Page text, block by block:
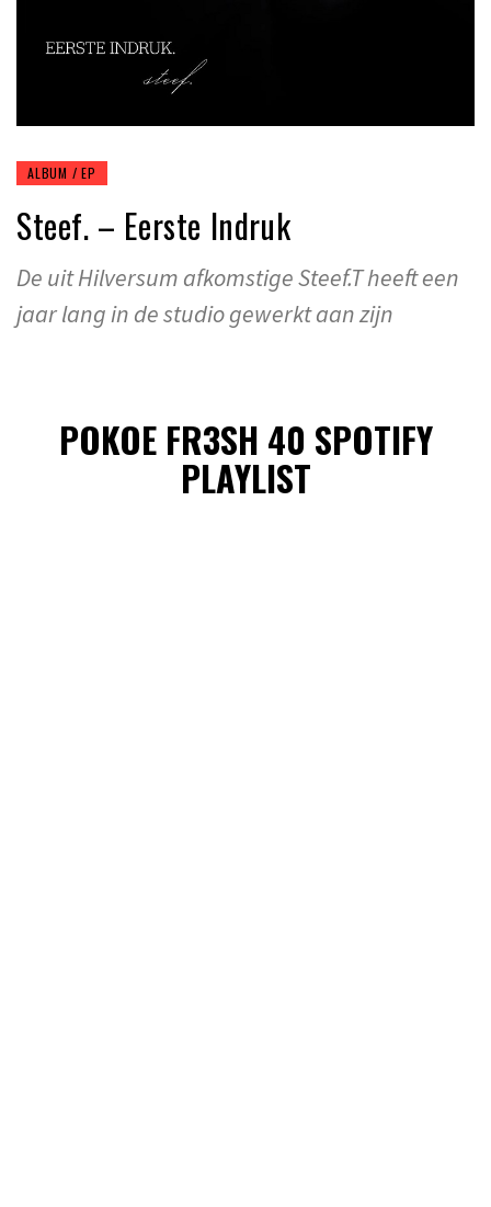
ALBUM / EP
Steef. – Eerste Indruk
De uit Hilversum afkomstige Steef.T heeft een
jaar lang in de studio gewerkt aan zijn
POKOE FR3SH 40 SPOTIFY
PLAYLIST